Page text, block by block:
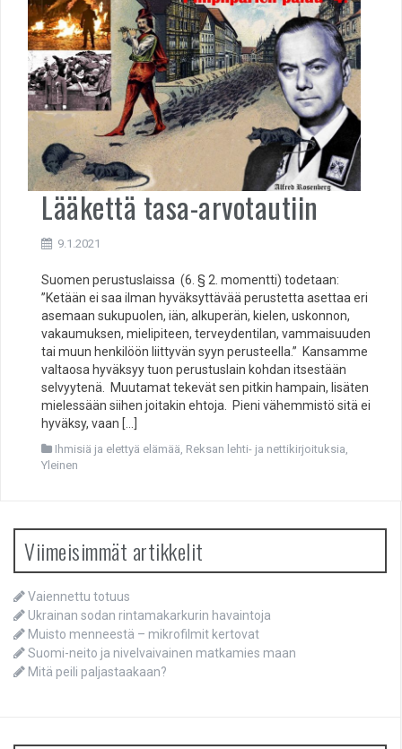
Lääkettä tasa-arvotautiin
9.1.2021
Suomen perustuslaissa (6. § 2. momentti) todetaan:
”Ketään ei saa ilman hyväksyttävää perustetta asettaa eri
asemaan sukupuolen, iän, alkuperän, kielen, uskonnon,
vakaumuksen, mielipiteen, terveydentilan, vammaisuuden
tai muun henkilöön liittyvän syyn perusteella.” Kansamme
valtaosa hyväksyy tuon perustuslain kohdan itsestään
selvyytenä. Muutamat tekevät sen pitkin hampain, lisäten
mielessään siihen joitakin ehtoja. Pieni vähemmistö sitä ei
hyväksy, vaan […]
Ihmisiä ja elettyä elämää Reksan lehti- ja nettikirjoituksia
Yleinen
Viimeisimmät artikkelit
Vaiennettu totuus
Ukrainan sodan rintamakarkurin havaintoja
Muisto menneestä – mikrofilmit kertovat
Suomi-neito ja nivelvaivainen matkamies maan
Mitä peili paljastaakaan?